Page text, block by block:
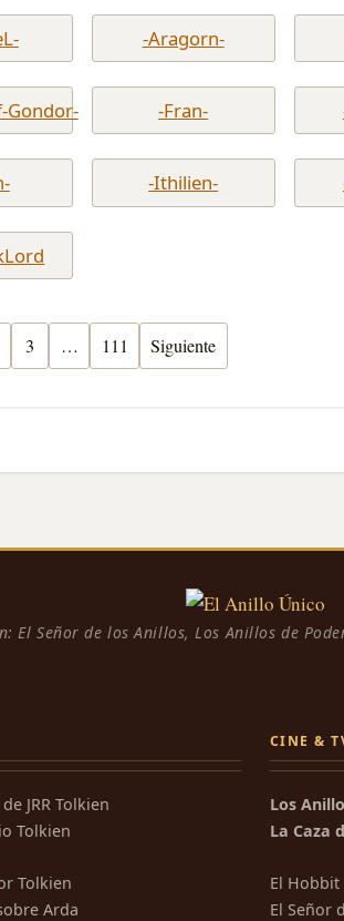
-Aragorn-
Gondor- -Fran-
-Ithilien-
3 … 111 Siguiente
El Señor de los Anillos, Los Anillos de
JRR Tolkien
Tolkien
Tolkien
Arda
CINE &
Los
La Caza
El Hobbit
El Señor